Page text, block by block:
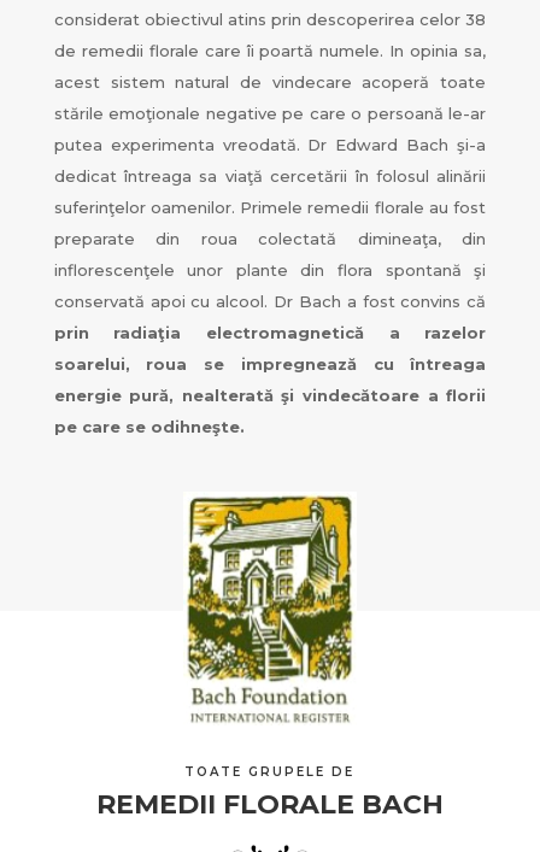
considerat obiectivul atins prin descoperirea celor 38
de remedii florale care îi poartă numele. In opinia sa,
acest sistem natural de vindecare acoperă toate
stările emoţionale negative pe care o persoană le-ar
putea experimenta vreodată. Dr Edward Bach şi-a
dedicat întreaga sa viaţă cercetării în folosul alinării
suferinţelor oamenilor. Primele remedii florale au fost
preparate din roua colectată dimineaţa, din
inflorescenţele unor plante din flora spontană şi
conservată apoi cu alcool. Dr Bach a fost convins că
prin radiaţia electromagnetică a razelor
soarelui, roua se impregnează cu întreaga
energie pură, nealterată şi vindecătoare a florii
pe care se odihneşte.
TOATE GRUPELE DE
REMEDII FLORALE BACH